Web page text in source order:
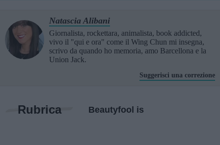
Natascia Alibani
Giornalista, rockettara, animalista, book addicted,
vivo il "qui e ora" come il Wing Chun mi insegna,
scrivo da quando ho memoria, amo Barcellona e la
Union Jack.
Suggerisci una correzione
Rubrica Beautyfool is